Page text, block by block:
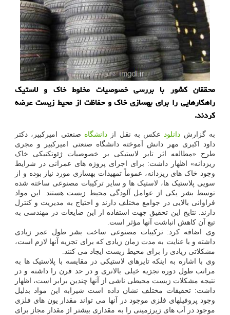
محققان کشور با بررسی خصوصیات مخلوط خاک و لاستیک
راهکارهایی را برای بهسازی خاک و حفاظت از محیط زیست عرضه
کردند.
به گزارش دانلود عکس به نقل ازدانشگاه صنعتی امیرکبیر، دکتر
داود اکبری مهر دانش آموخته دانشگاه صنعتی امیرکبیر و مجری
طرح «مطالعه اثر تایر لاستیکی بر خصوصیات ژئوتکنیکی خاک
ریزدانه» اظهار داشت: برای اجرای پروژه های عمرانی در شرایط
وجود خاک های ریزدانه، عموماً تمهیدات بهسازی مورد نیاز بوده و از
سویی پلاستیک ها، لاستیک ها و سایر ترکیبات مصنوعی ساخته شده
توسط بشر یکی از عوامل آلودگی محیط زیست هستند. این مواد
فراوانی بالایی در جوامع مختلف دارند و احتیاج به مدیریت و کنترل
دارند. نتایج این تحقیق جهت استفاده از این ضایعات در مهندسی به
تبع آن کاهش انباشت آنها مؤثر است.
وی اضافه کرد: ترکیبات مصنوعی ساخت بشر طول عمر زیادی
داشته و با عنایت به مدت زمان زیادی که برای تجزیه آنها لازم است،
مشکلاتی زیادی را برای محیط زیست ایجاد می کنند.
وی با اشاره به اینکه تایرهای لاستیکی در مقایسه با پلاستیک ها به
مراتب طول دوره تجزیه خیلی بالاتری و در حد قرن را داشته و در
نتیجه مشکلات زیست محیطی ناشی از آنها چندین برابر است، اظهار
داشت: تحقیقات مختلف نشان داده است شیرابه این مواد بدلیل
وجود پروفیلهای فلزی موجود در آنها می تواند مقدار یون های فلزی
موجود در آب های زیرزمینی را به مقداری بیشتر از مقدار مجاز برای